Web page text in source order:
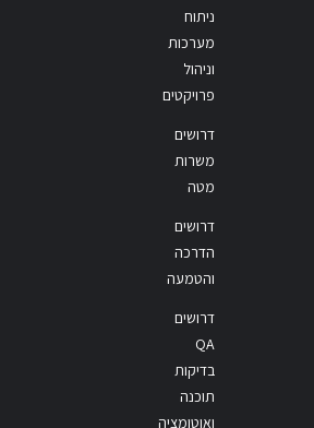
ניתוח
מערכות
וניהול
פרויקטים
דרושים
משרות
מטה
דרושים
הדרכה
והטמעה
דרושים
QA
בדיקות
תוכנה
ואוטומציה